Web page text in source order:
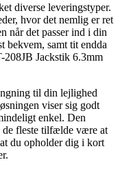
diverse leveringstyper.
hvor det nemlig er ret
når det passer ind i din
bekvem, samt tit endda
208JB Jackstik 6.3mm
til din lejlighed
viser sig godt
enkel. Den
de fleste tilfælde være at
du opholder dig i kort